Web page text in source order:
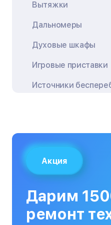
Вытяжки
Дальномеры
Духовые шкафы
Игровые приставки
Источники
Кофемашины
Кухонные плиты
МФУ
Акция
Дарим
ремонт